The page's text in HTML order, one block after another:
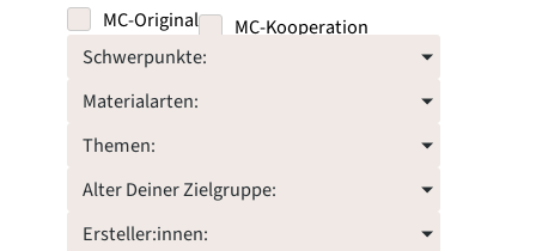
MC-Original
MC-Kooperation
Schwerpunkte:
Materialarten:
Themen:
Alter Deiner Zielgruppe:
Ersteller:innen: